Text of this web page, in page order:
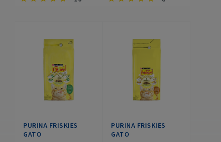
PURINA FRISKIES
GATO
PURINA FRISKIES
GATO